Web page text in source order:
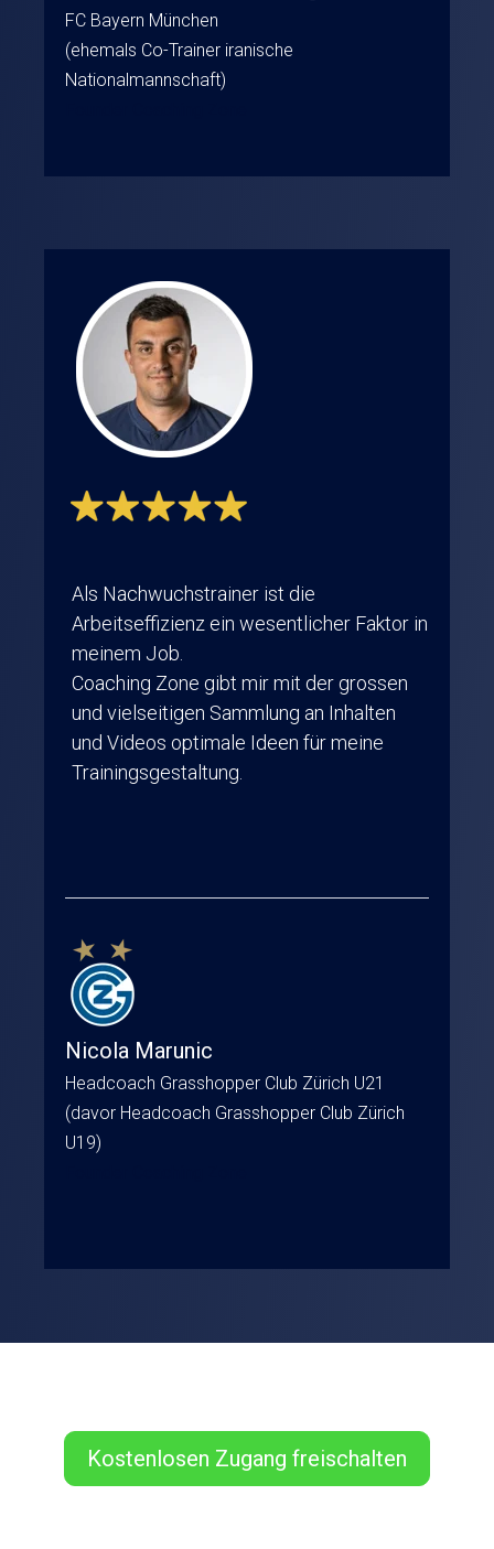
FC Bayern München
(ehemals Co-Trainer iranische
Nationalmannschaft)
Als Nachwuchstrainer ist die
Arbeitseffizienz ein wesentlicher Faktor in
meinem Job.
Coaching Zone gibt mir mit der grossen
und vielseitigen Sammlung an Inhalten
und Videos optimale Ideen für meine
Trainingsgestaltung.
Nicola Marunic
Headcoach Grasshopper Club Zürich U21
(davor Headcoach Grasshopper Club Zürich
U19)
Kostenlosen Zugang freischalten